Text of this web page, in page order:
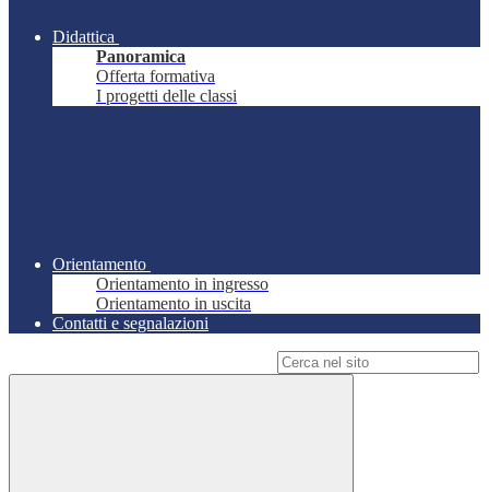
Didattica
Panoramica
Offerta formativa
I progetti delle classi
Orientamento
Orientamento in ingresso
Orientamento in uscita
Contatti e segnalazioni